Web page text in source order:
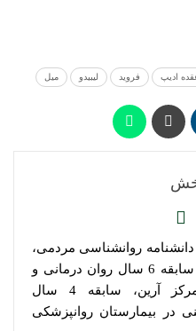
ادیپ فروید لیبیدو میل
روانشناسی مردمی،
مشاور بالینی، سابقه 6 سال روان درمانی و
مشاوره در مرکز آرین، سابقه 4 سال
در بیمارستان روانپزشکی